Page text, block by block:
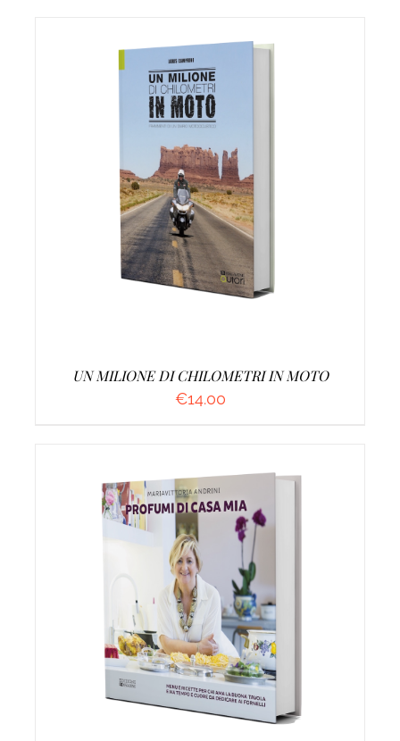
AGGIUNGI AL CARRELLO /
UN MILIONE DI CHILOMETRI IN MOTO
€14.00
AGGIUNGI AL CARRELLO / DETTAGLI